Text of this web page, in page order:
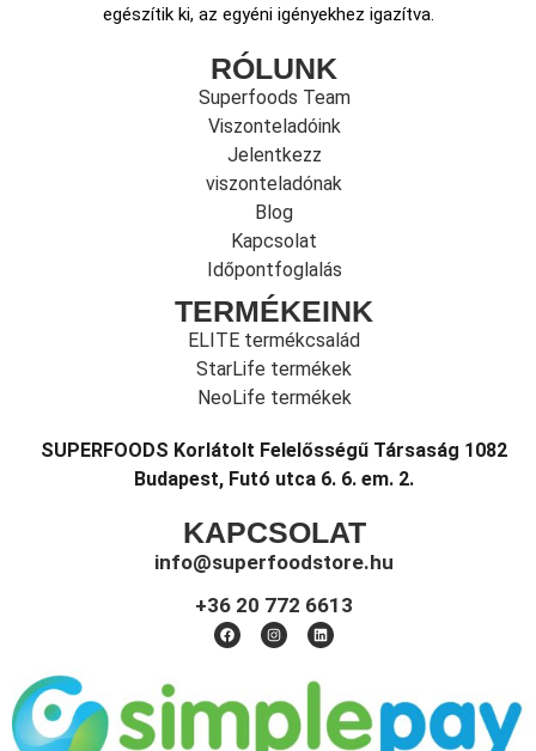
egészítik ki, az egyéni igényekhez igazítva.
RÓLUNK
Superfoods Team
Viszonteladóink
Jelentkezz
viszonteladónak
Blog
Kapcsolat
Időpontfoglalás
TERMÉKEINK
ELITE termékcsalád
StarLife termékek
NeoLife termékek
SUPERFOODS Korlátolt Felelősségű Társaság 1082
Budapest, Futó utca 6. 6. em. 2.
KAPCSOLAT
info@superfoodstore.hu
+36 20 772 6613